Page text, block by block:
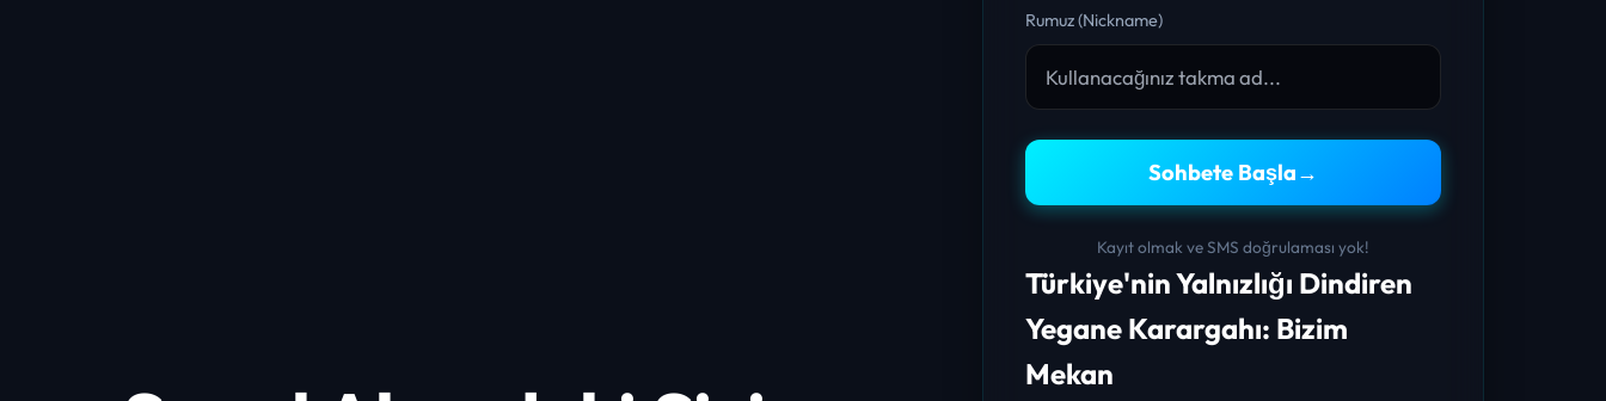
Rumuz (Nickname)
Sohbete Başla→
Kayıt olmak ve SMS doğrulaması yok!
Türkiye'nin Yalnızlığı Dindiren
Yegane Karargahı: Bizim
Mekan